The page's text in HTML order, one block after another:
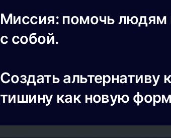
Миссия: помочь людям
с собой.
Создать альтернативу
тишину как новую